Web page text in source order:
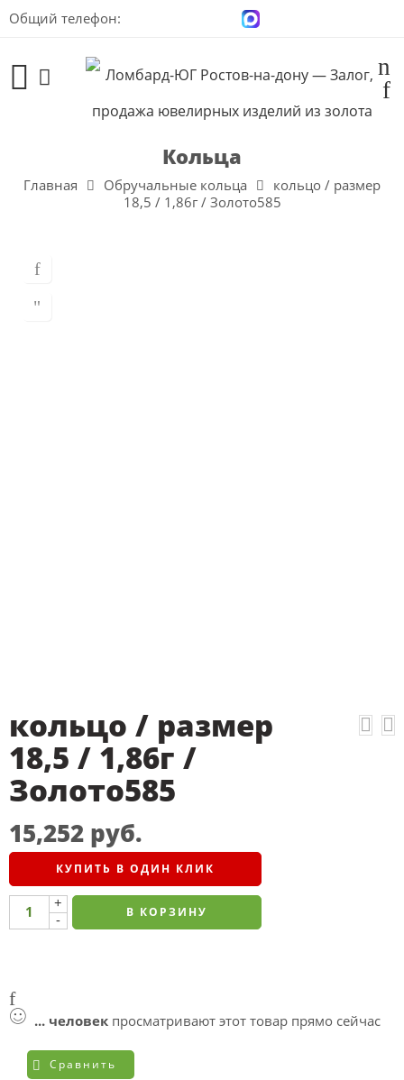
Общий телефон:
Кольца
Главная Обручальные кольца
кольцо / размер
18,5 / 1,86г / Золото585
кольцо / размер
18,5 / 1,86г /
Золото585
15,252 руб.
КУПИТЬ В ОДИН КЛИК
+
-
В КОРЗИНУ
... человек просматривают этот товар прямо сейчас
Сравнить